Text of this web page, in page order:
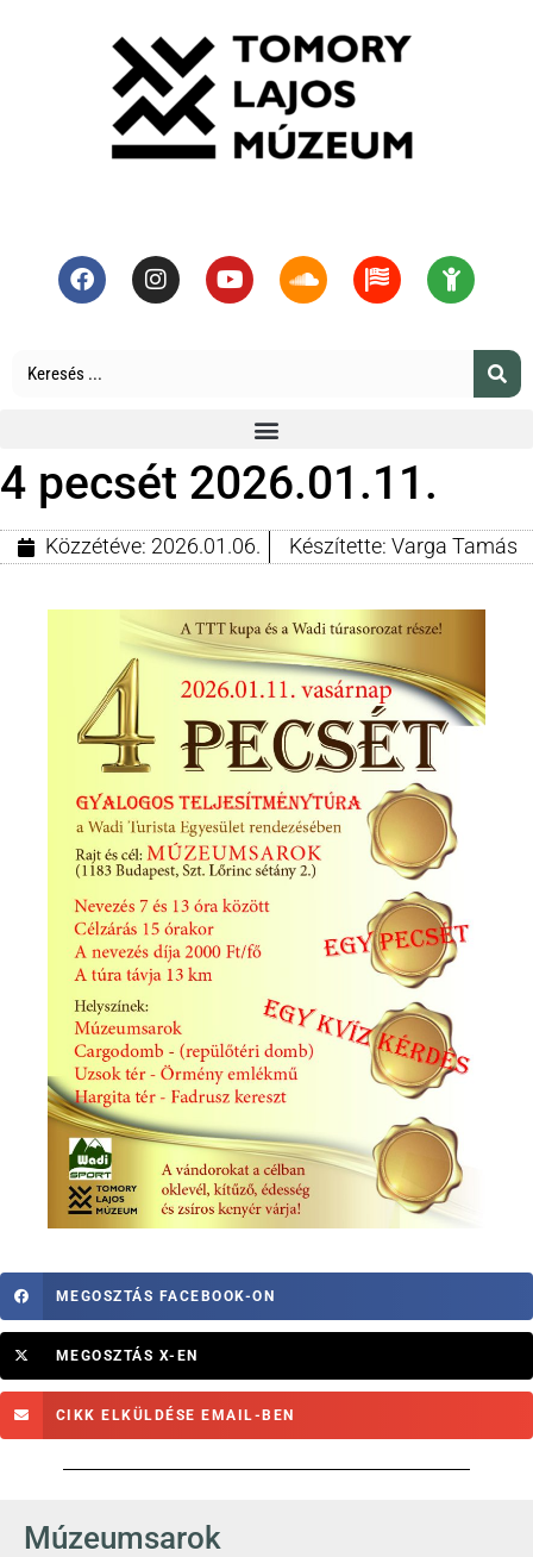
4 pecsét 2026.01.11.
Közzétéve: 2026.01.06. Készítette: Varga Tamás
MEGOSZTÁS FACEBOOK-ON
MEGOSZTÁS X-EN
CIKK ELKÜLDÉSE EMAIL-BEN
Múzeumsarok